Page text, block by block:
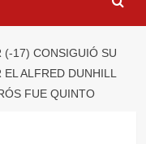
(-17) CONSIGUIÓ SU
ALFRED DUNHILL
FUE QUINTO